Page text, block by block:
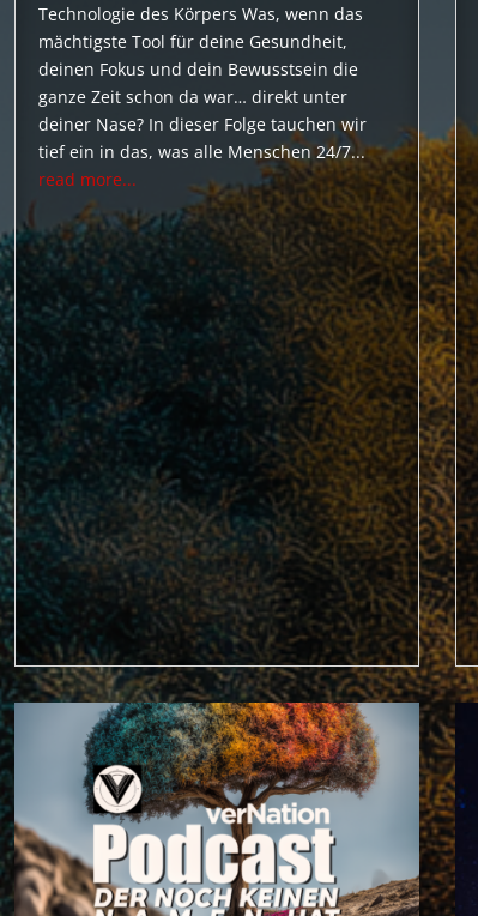
Technologie des Körpers Was, wenn das
mächtigste Tool für deine Gesundheit,
deinen Fokus und dein Bewusstsein die
ganze Zeit schon da war… direkt unter
deiner Nase? In dieser Folge tauchen wir
tief ein in das, was alle Menschen 24/7...
read more...